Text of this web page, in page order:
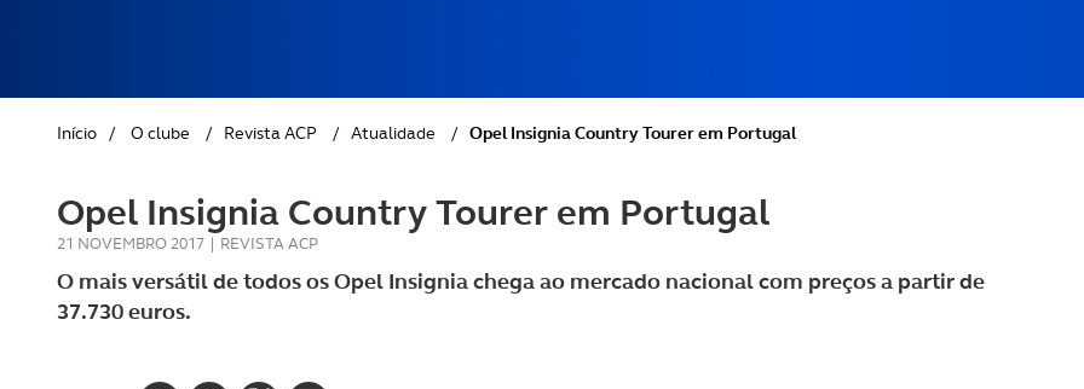
GOLFE
AUTOCARAVANISMO
Início / O clube / Revista ACP / Atualidade / Opel Insignia Country Tourer em Portugal
Opel Insignia Country Tourer em Portugal
21 NOVEMBRO 2017 | REVISTA ACP
O mais versátil de todos os Opel Insignia chega ao mercado nacional com preços a partir de
37.730 euros.